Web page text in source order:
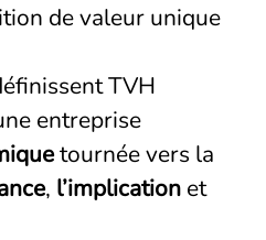
de valeur unique
TVH
entreprise
tournée vers la
, l’implication et